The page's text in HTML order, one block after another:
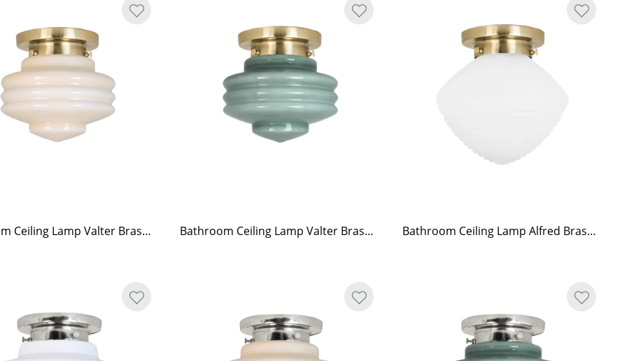
Bathroom Ceiling Lamp Valter Brass/Opal Beige Bathroom Ceiling Lamp Valter Brass/Opal Green Bathroom Ceiling Lamp Alfred Brass/Frost